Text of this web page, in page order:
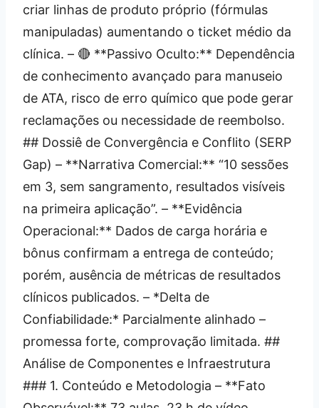
criar linhas de produto próprio (fórmulas
manipuladas) aumentando o ticket médio da
clínica. – 🔴 **Passivo Oculto:** Dependência
de conhecimento avançado para manuseio
de ATA, risco de erro químico que pode gerar
reclamações ou necessidade de reembolso.
## Dossiê de Convergência e Conflito (SERP
Gap) – **Narrativa Comercial:** “10 sessões
em 3, sem sangramento, resultados visíveis
na primeira aplicação”. – **Evidência
Operacional:** Dados de carga horária e
bônus confirmam a entrega de conteúdo;
porém, ausência de métricas de resultados
clínicos publicados. – *Delta de
Confiabilidade:* Parcialmente alinhado –
promessa forte, comprovação limitada. ##
Análise de Componentes e Infraestrutura
### 1. Conteúdo e Metodologia – **Fato